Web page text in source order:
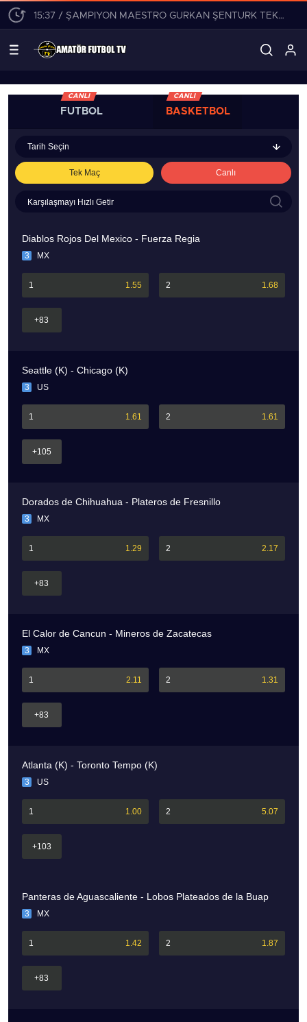
15:37 / ŞAMPİYON MAESTRO GÜRKAN ŞENTÜRK TEKLİFLERİ DEĞERLENDİRİYOR!
CANLI
FUTBOL
CANLI
BASKETBOL
Tarih Seçin
Tek Maç Canlı
Diablos Rojos Del Mexico - Fuerza Regia
3 MX
1 1.55 2 1.68
+83
Seattle (K) - Chicago (K)
3 US
1 1.61 2 1.61
+105
Dorados de Chihuahua - Plateros de Fresnillo
3 MX
1 1.29 2 2.17
+83
El Calor de Cancun - Mineros de Zacatecas
3 MX
1 2.11 2 1.31
+83
Atlanta (K) - Toronto Tempo (K)
3 US
1 1.00 2 5.07
+103
Panteras de Aguascaliente - Lobos Plateados de la Buap
3 MX
1 1.42 2 1.87
+83